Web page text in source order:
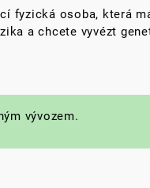
fyzická osoba, která
a chcete vyvézt
vývozem.